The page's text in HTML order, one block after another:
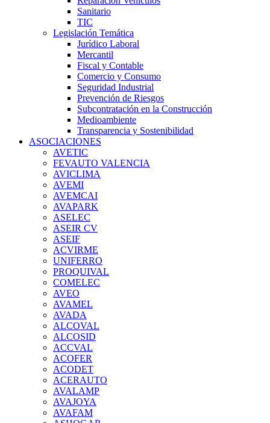
Sanitario
TIC
Legislación Temática
Jurídico Laboral
Mercantil
Fiscal y Contable
Comercio y Consumo
Seguridad Industrial
Prevención de Riesgos
Subcontratación en la Construcción
Medioambiente
Transparencia y Sostenibilidad
ASOCIACIONES
AVETIC
FEVAUTO VALENCIA
AVICLIMA
AVEMI
AVEMCAI
AVAPARK
ASELEC
ASEIR CV
ASEIF
ACVIRME
UNIFERRO
PROQUIVAL
COMELEC
AVEO
AVAMEL
AVADA
ALCOVAL
ALCOSID
ACCVAL
ACOFER
ACODET
ACERAUTO
AVALAMP
AVAJOYA
AVAFAM